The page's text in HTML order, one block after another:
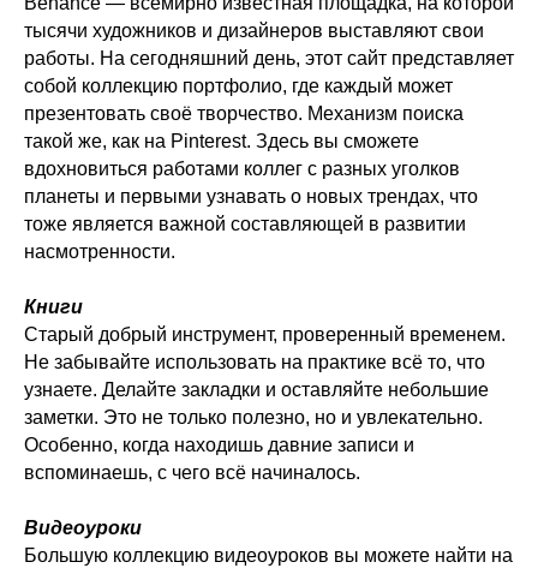
тысячи художников и дизайнеров выставляют свои
работы. На сегодняшний день, этот сайт представляет
собой коллекцию портфолио, где каждый может
презентовать своё творчество. Механизм поиска
такой же, как на Pinterest. Здесь вы сможете
вдохновиться работами коллег с разных уголков
планеты и первыми узнавать о новых трендах, что
тоже является важной составляющей в развитии
насмотренности.
Книги
Старый добрый инструмент, проверенный временем.
Не забывайте использовать на практике всё то, что
узнаете. Делайте закладки и оставляйте небольшие
заметки. Это не только полезно, но и увлекательно.
Особенно, когда находишь давние записи и
вспоминаешь, с чего всё начиналось.
Видеоуроки
Большую коллекцию видеоуроков вы можете найти на